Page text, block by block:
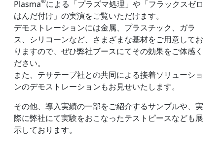
Plasma による「プラズマ処理」や「フラックスゼロ
はんだ付け」の実演をご覧いただけます。
デモストレーションには金属、プラスチック、ガラ
ス、シリコーンなど、さまざまな基材をご用意してお
りますので、ぜひ弊社ブースにてその効果をご体感く
ださい。
また、テサテープ社との共同による接着ソリューショ
ンのデモストレーションもお見せいたします。
その他、導入実績の一部をご紹介するサンプルや、実
際に弊社にて実験をおこなったテストピースなども展
示しております。